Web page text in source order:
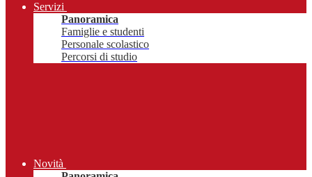
Servizi
Panoramica
Famiglie e studenti
Personale scolastico
Percorsi di studio
Novità